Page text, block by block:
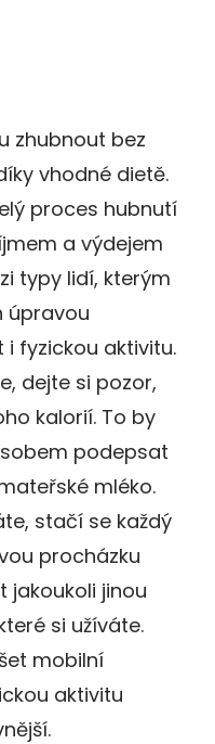
zhubnout bez
vhodné dietě.
proces hubnutí
a výdejem
typy lidí, kterým
úpravou
fyzickou aktivitu.
dejte si pozor,
kalorií. To by
podepsat
mléko.
stačí se každý
procházku
jakoukoli jinou
si užíváte.
mobilní
aktivitu